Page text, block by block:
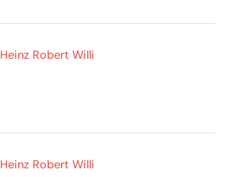
Heinz Robert Willi
Heinz Robert Willi